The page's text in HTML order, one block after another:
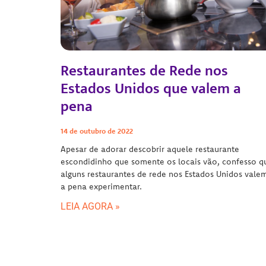
Restaurantes de Rede nos
Estados Unidos que valem a
pena
14 de outubro de 2022
Apesar de adorar descobrir aquele restaurante
escondidinho que somente os locais vão, confesso
alguns restaurantes de rede nos Estados Unidos
a pena experimentar.
LEIA AGORA »